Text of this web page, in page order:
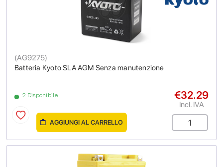
Batteria Kyoto SLA AGM Senza manutenzione
(AG9275)
2 Disponibile €32.29
Incl. IVA
AGGIUNGI AL CARRELLO